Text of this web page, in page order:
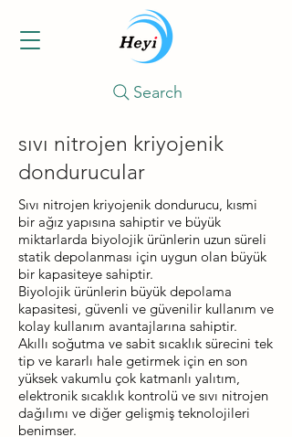
Search
sıvı nitrojen kriyojenik
dondurucular
Sıvı nitrojen kriyojenik dondurucu, kısmi
bir ağız yapısına sahiptir ve büyük
miktarlarda biyolojik ürünlerin uzun süreli
statik depolanması için uygun olan büyük
bir kapasiteye sahiptir.
Biyolojik ürünlerin büyük depolama
kapasitesi, güvenli ve güvenilir kullanım ve
kolay kullanım avantajlarına sahiptir.
Akıllı soğutma ve sabit sıcaklık sürecini tek
tip ve kararlı hale getirmek için en son
yüksek vakumlu çok katmanlı yalıtım,
elektronik sıcaklık kontrolü ve sıvı nitrojen
dağılımı ve diğer gelişmiş teknolojileri
benimser.